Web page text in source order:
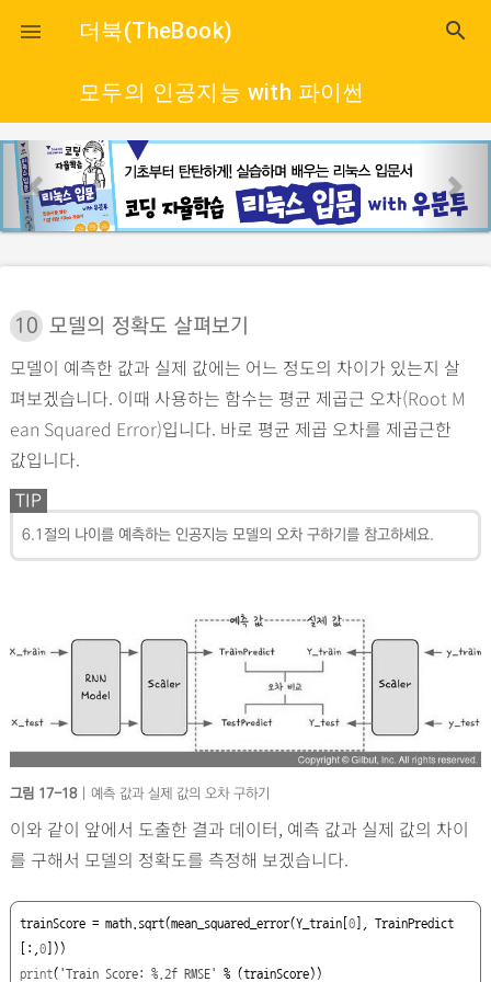
close
 더북(TheBook) search
모두의 인공지능 with 파이썬
p
r
e
o
u
s
e
x
10 모델의 정확도 살펴보기
모델이 예측한 값과 실제 값에는 어느 정도의 차이가 있는지 살
펴보겠습니다. 이때 사용하는 함수는 평균 제곱근 오차(Root M
ean Squared Error)입니다. 바로 평균 제곱 오차를 제곱근한
값입니다.
TIP
6.1절의 나이를 예측하는 인공지능 모델의 오차 구하기를 참고하세요.
그림 17-18| 예측 값과 실제 값의 오차 구하기
이와 같이 앞에서 도출한 결과 데이터, 예측 값과 실제 값의 차이
를 구해서 모델의 정확도를 측정해 보겠습니다.
trainScore = math.sqrt(mean_squared_error(Y_train[ 0], TrainPredict
[:, 0
print( 'Train Score: %.2f RMSE' % (trainScore))